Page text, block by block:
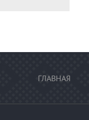
ГЛАВНАЯ